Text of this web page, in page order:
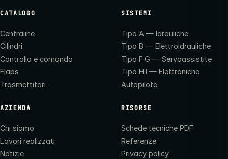
CATALOGO
Centraline
Cilindri
Controllo e comando
Flaps
Trasmettitori
SISTEMI
Tipo A — Idrauliche
Tipo B — Elettroidrauliche
Tipo F·G — Servoassistite
Tipo H·I — Elettroniche
Autopilota
AZIENDA
Chi siamo
Lavori realizzati
Notizie
RISORSE
Schede tecniche PDF
Referenze
Privacy policy